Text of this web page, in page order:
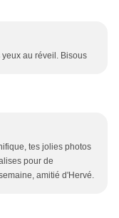
au réveil. Bisous
tes jolies photos
pour de
amitié d'Hervé.